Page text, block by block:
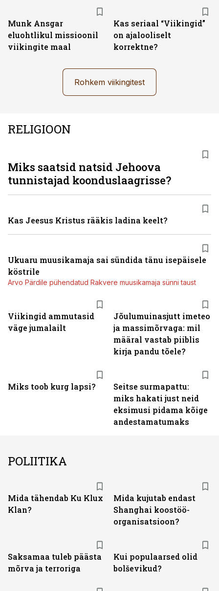
Munk Ansgar
eluohtlikul missioonil
viikingite maal
Kas seriaal “Viikingid”
on ajalooliselt
korrektne?
Rohkem viikingitest
RELIGIOON
Viikingid ammutasid
väge jumalailt
Jõulumuinasjutt imeteo
ja massimõrvaga: mil
määral vastab piiblis
kirja pandu tõele?
Miks toob kurg lapsi?
Seitse surmapattu:
miks hakati just neid
eksimusi pidama kõige
andestamatumaks
Miks saatsid natsid Jehoova
tunnistajad koonduslaagrisse?
Kas Jeesus Kristus rääkis ladina keelt?
Ukuaru muusikamaja sai sündida tänu isepäisele
köstrile
Arvo Pärdile pühendatud Rakvere muusikamaja sünni taust
POLIITIKA
Mida tähendab Ku Klux
Klan?
Mida kujutab endast
Shanghai koostöö­
organisatsioon?
Saksamaa tuleb päästa
mõrva ja terroriga
Kui populaarsed olid
bolševikud?